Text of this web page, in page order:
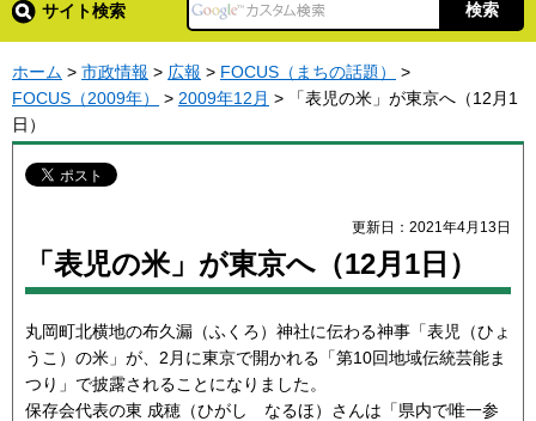
サイト検索
ホーム > 市政情報 > 広報 > FOCUS（まちの話題）
>
FOCUS（2009年）
> 2009年12月 > 「表児の米」が東京へ（12月1
日）
更新日：2021年4月13日
「表児の米」が東京へ（12月1日）
丸岡町北横地の布久漏（ふくろ）神社に伝わる神事「表児（ひょ
うこ）の米」が、2月に東京で開かれる「第10回地域伝統芸能ま
つり」で披露されることになりました。
保存会代表の東 成穂（ひがし なるほ）さんは「県内で唯一参